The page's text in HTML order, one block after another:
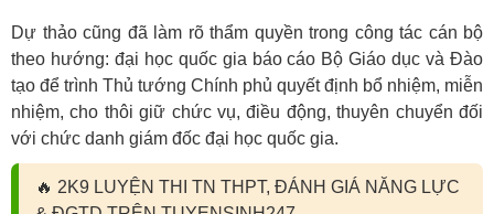
Dự thảo cũng đã làm rõ thẩm quyền trong công tác cán bộ
theo hướng: đại học quốc gia báo cáo Bộ Giáo dục và Đào
tạo để trình Thủ tướng Chính phủ quyết định bổ nhiệm, miễn
nhiệm, cho thôi giữ chức vụ, điều động, thuyên chuyển đối
với chức danh giám đốc đại học quốc gia.
🔥 2K9 LUYỆN THI TN THPT, ĐÁNH GIÁ NĂNG LỰC